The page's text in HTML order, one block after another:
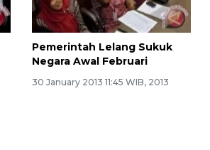
Pemerintah Lelang Sukuk
Negara Awal Februari
30 January 2013 11:45 WIB, 2013